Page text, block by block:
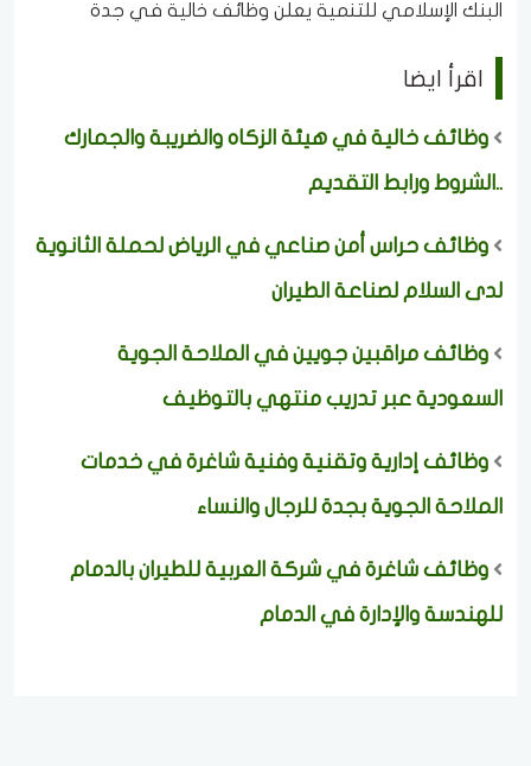
البنك الإسلامي للتنمية يعلن وظائف خالية في جدة
اقرأ ايضا
وظائف خالية في هيئة الزكاه والضريبة والجمارك
..الشروط ورابط التقديم
وظائف حراس أمن صناعي في الرياض لحملة الثانوية
لدى السلام لصناعة الطيران
وظائف مراقبين جويين في الملاحة الجوية
السعودية عبر تدريب منتهي بالتوظيف
وظائف إدارية وتقنية وفنية شاغرة في خدمات
الملاحة الجوية بجدة للرجال والنساء
وظائف شاغرة في شركة العربية للطيران بالدمام
للهندسة والإدارة في الدمام